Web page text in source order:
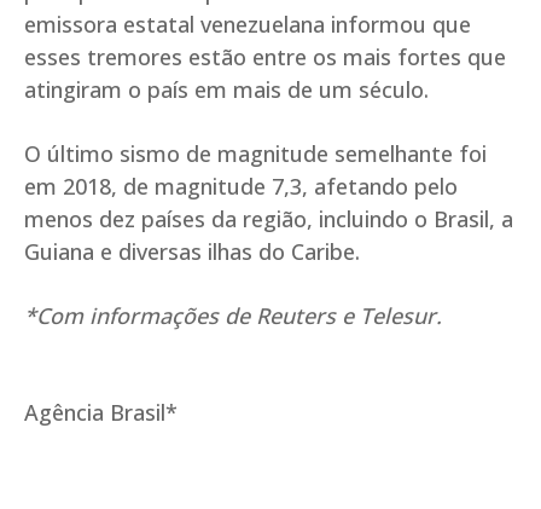
emissora estatal venezuelana informou que
esses tremores estão entre os mais fortes que
atingiram o país em mais de um século.
O último sismo de magnitude semelhante foi
em 2018, de magnitude 7,3, afetando pelo
menos dez países da região, incluindo o Brasil, a
Guiana e diversas ilhas do Caribe.
*Com informações de Reuters e Telesur.
Agência Brasil*